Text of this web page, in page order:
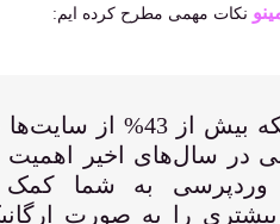
نکات مهمی مطرح کرده ایم:
“با توجه به اینکه
در سال‌های اخیر اهمیت
به شما کمک
بیشتری را به صورت